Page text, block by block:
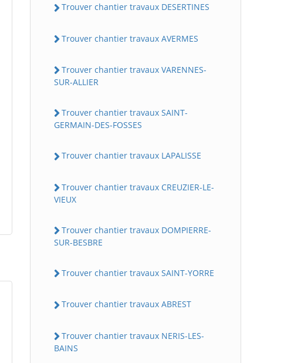
Trouver chantier travaux DESERTINES
Trouver chantier travaux AVERMES
Trouver chantier travaux VARENNES-
SUR-ALLIER
Trouver chantier travaux SAINT-
GERMAIN-DES-FOSSES
Trouver chantier travaux LAPALISSE
Trouver chantier travaux CREUZIER-LE-
VIEUX
Trouver chantier travaux DOMPIERRE-
SUR-BESBRE
Trouver chantier travaux SAINT-YORRE
Trouver chantier travaux ABREST
Trouver chantier travaux NERIS-LES-
BAINS